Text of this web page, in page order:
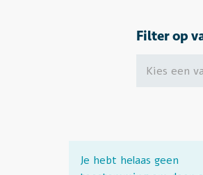
Filter op
Je hebt helaas geen